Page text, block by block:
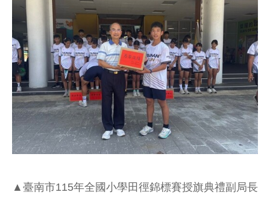
▲臺南市115年全國小學田徑錦標賽授旗典禮副局長